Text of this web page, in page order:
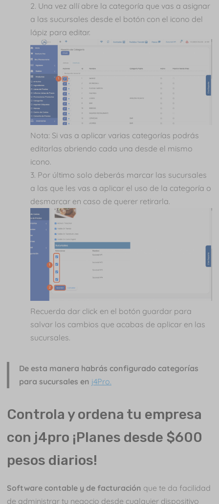
Una vez allí abre la categoría que vas a asignar
a las sucursales desde el botón con el icono del
lápiz para editar.
Nota: Si vas a aplicar varias categorías podrás
editarlas abriendo cada una desde el mismo
icono.
Por último solo deberás marcar las sucursales
a las que les vas a aplicar el uso de la categoría o
desmarcar en caso de querer retirarla.
Recuerda dar click en el botón guardar para
salvar los cambios que acabas de aplicar en las
sucursales.
De esta manera habrás configurado categorías
para sucursales en j4Pro.
Controla y ordena tu empresa
con j4pro ¡Planes desde $600
pesos diarios!
Software contable y de facturación que te da facilidad
de administrar tu negocio desde cualquier dispositivo